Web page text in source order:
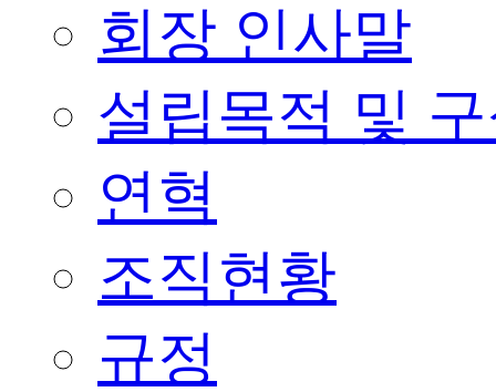
회장 인사말
설립목적 및
연혁
조직현황
규정